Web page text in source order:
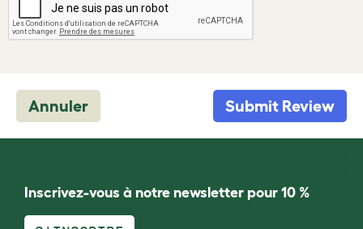
Annuler Submit Review
Inscrivez-vous à notre newsletter pour 10 %